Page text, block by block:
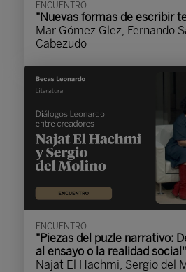
ENCUENTRO
"Nuevas formas de escribir
Mar Gómez Glez, Fernando
Cabezudo
ENCUENTRO
"Piezas del puzle narrativo:
al ensayo o la realidad
Najat El Hachmi, Sergio del